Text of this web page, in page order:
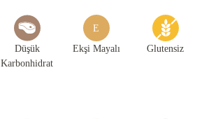
Düşük
Karbonhidrat
E
Ekşi Mayalı Glutensiz